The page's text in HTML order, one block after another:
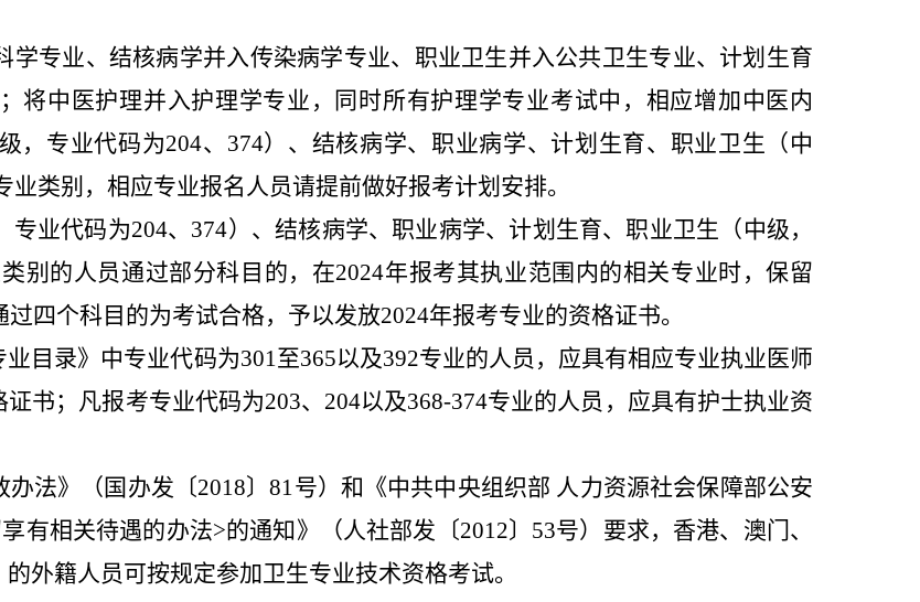
学专业、结核病学并入传染病学专业、职业卫生并入公共卫生专业、计划生育
将中医护理并入护理学专业，同时所有护理学专业考试中，相应增加中医内
，专业代码为204、374）、结核病学、职业病学、计划生育、职业卫生（中
类别，相应专业报名人员请提前做好报考计划安排。
专业代码为204、374） 、结核病学、职业病学、计划生育、职业卫生（中级，
别的人员通过部分科目的，在2024年报考其执业范围内的相关专业时，保留
过四个科目的为考试合格，予以发放2024年报考专业的资格证书。
目录》中专业代码为301至365以及392专业的人员，应具有相应专业执业医师
证书；凡报考专业代码为203、204以及368-374专业的人员，应具有护士执业资
办法》（国办发〔2018〕81号）和《中共中央组织部 人力资源社会保障部公安
有相关待遇的办法>的通知》（人社部发〔2012〕53号）要求，香港、澳门、
外籍人员可按规定参加卫生专业技术资格考试。